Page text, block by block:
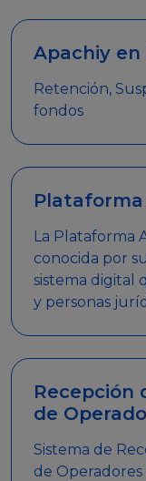
clave.
Apachiy en
Retención,
fondos
Plataforma
La Plataforma
conocida por
sistema digital
y personas
Recepción
de
Sistema de
de